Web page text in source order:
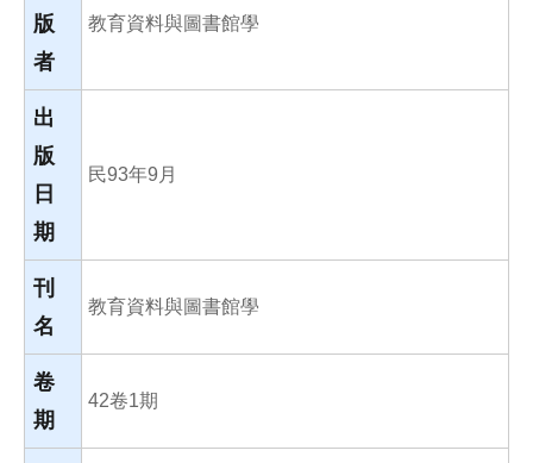
版
者
教育資料與圖書館學
出
版
日
期
民93年9月
刊
名
教育資料與圖書館學
卷
期
42卷1期